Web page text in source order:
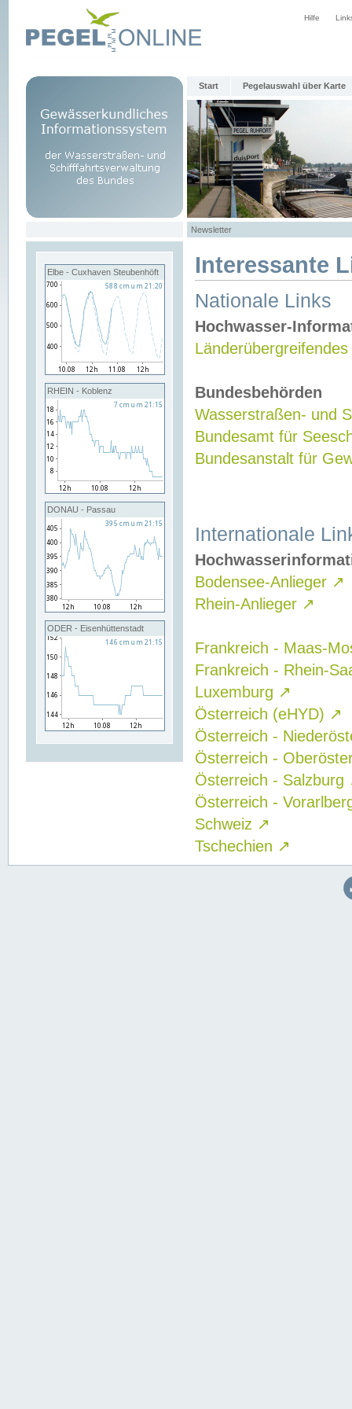
Hilfe
Start Pegelauswahl über Karte
Newsletter
Elbe - Cuxhaven Steubenhöft
RHEIN - Koblenz
DONAU - Passau
ODER - Eisenhüttenstadt
Interessante
Nationale Links
Hochwasser-
Bundesbehörden
Wasserstraßen- und
Bundesamt für
Bundesanstalt für
Internationale
Bodensee-Anlieger ↗
Rhein-Anlieger ↗
Frankreich - Maas-
Frankreich - Rhein-
Luxemburg ↗
Österreich (eHYD) ↗
Österreich -
Österreich -
Österreich - Salzburg
Österreich -
Schweiz ↗
Tschechien ↗